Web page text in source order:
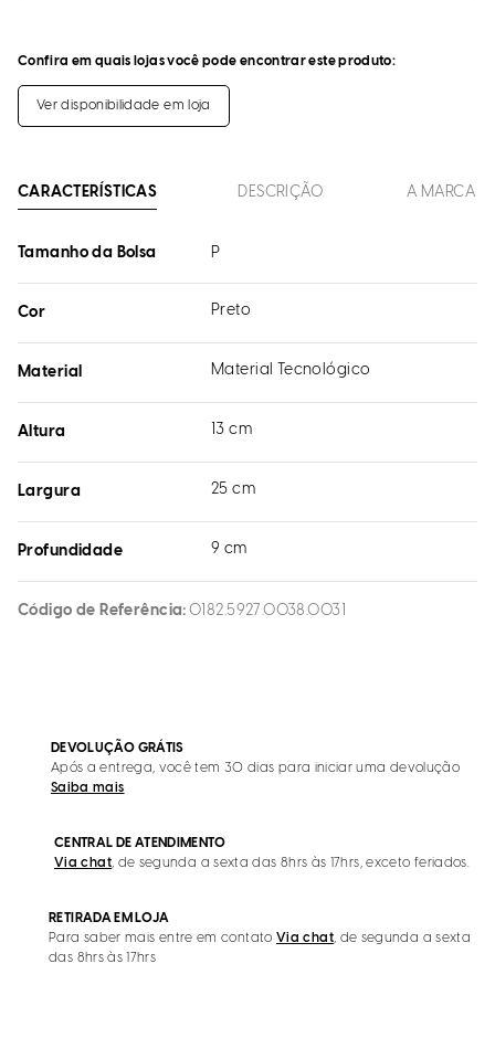
Confira em quais lojas você pode encontrar este produto:
Ver disponibilidade em loja
CARACTERÍSTICAS DESCRIÇÃO A MARCA
Tamanho da Bolsa P
Cor Preto
Material Material Tecnológico
Altura 13 cm
Largura 25 cm
Profundidade 9 cm
Código de Referência 0182.5927.0038.0031
DEVOLUÇÃO GRÁTIS
Após a entrega, você tem 30 dias para iniciar uma devolução
Saiba mais
CENTRAL DE ATENDIMENTO
Via chat, de segunda a sexta das 8hrs às 17hrs, exceto feriados.
RETIRADA EM LOJA
Para saber mais entre em contato Via chat, de segunda a sexta
das 8hrs às 17hrs